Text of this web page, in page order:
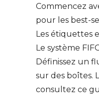
Commencez
pour les best-
Les étiquettes
Le système
Définissez un
sur des boîtes.
consultez ce